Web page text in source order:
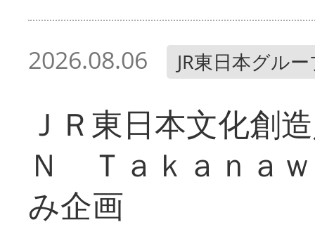
2026.08.06 JR東日本グル
ＪＲ東日本文化創
Ｎ Ｔａｋａｎａ
み企画